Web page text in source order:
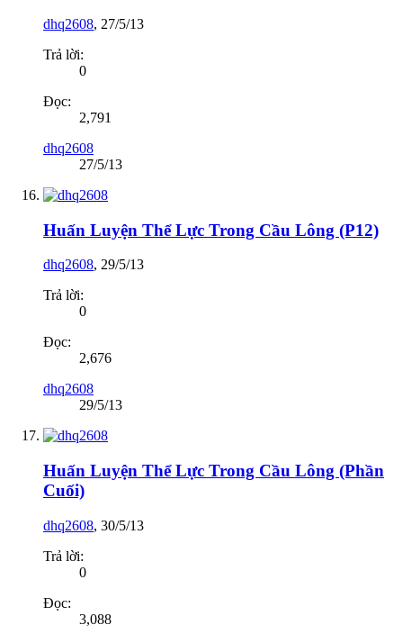
dhq2608, 27/5/13
Trả lời:
0
Đọc:
2,791
dhq2608
27/5/13
Huấn Luyện Thể Lực Trong Cầu Lông (P12)
dhq2608, 29/5/13
Trả lời:
0
Đọc:
2,676
dhq2608
29/5/13
Huấn Luyện Thể Lực Trong Cầu Lông (Phần
Cuối)
dhq2608, 30/5/13
Trả lời:
0
Đọc:
3,088